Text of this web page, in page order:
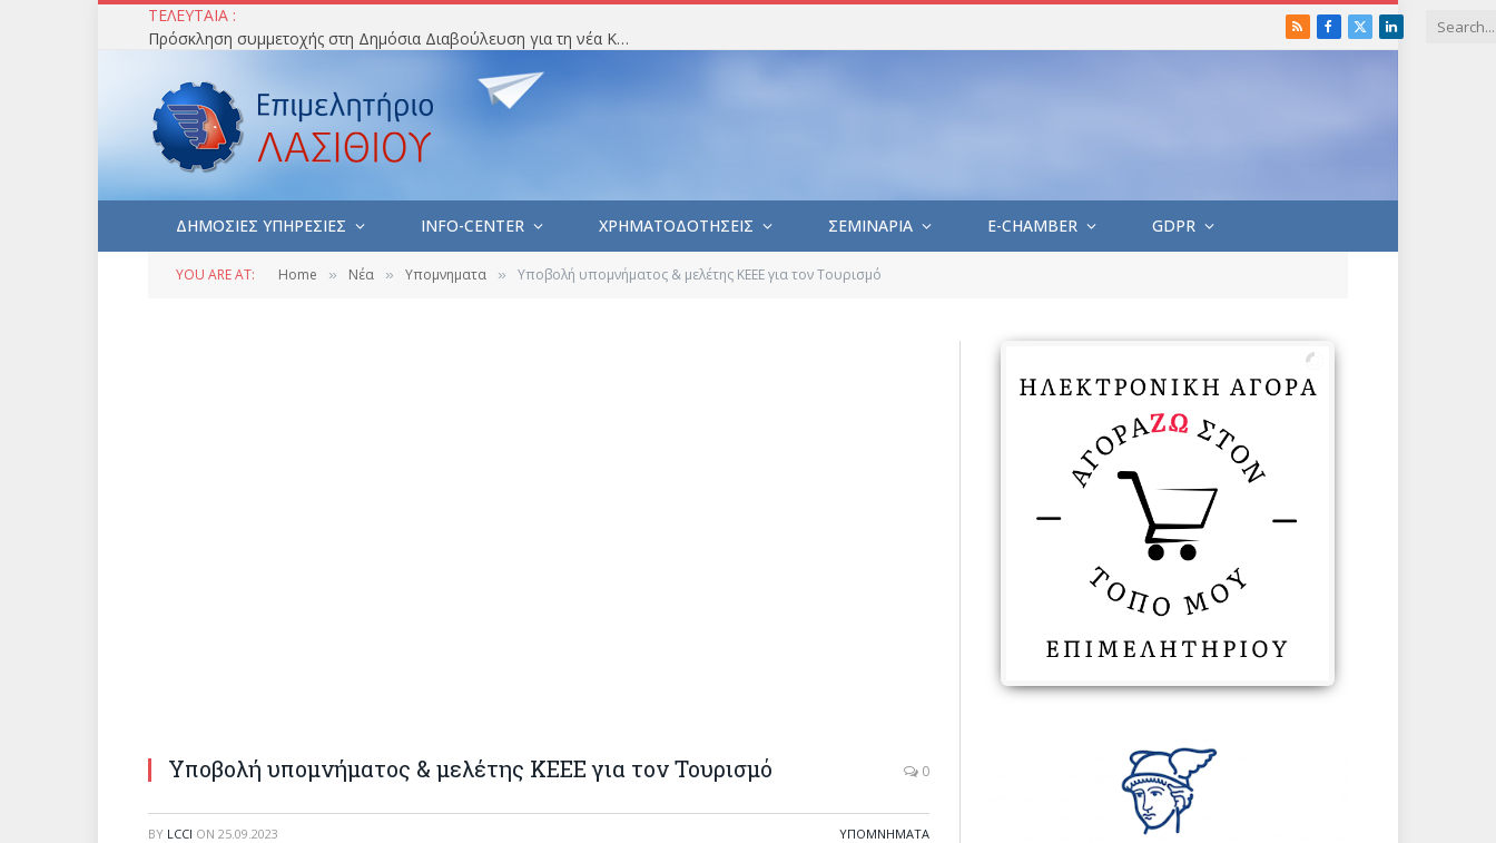
ΤΕΛΕΥΤΑΙΑ :
Πρόσκληση συμμετοχής στη Δημόσια Διαβούλευση για τη νέα Κοινή Αγροτική Πολιτική (ΚΑΠ) – Κατάθεση προτάσεων έως Δευτέρα 31 Αυγούστου 2026
RSSFacebook
X
LinkedIn
ΔΗΜΟΣΙΕΣ ΥΠΗΡΕΣΙΕΣ INFO-CENTER ΧΡΗΜΑΤΟΔΟΤΗΣΕΙΣ ΣΕΜΙΝΑΡΙΑ E-CHAMBER GDPR
YOU ARE AT: Home » Νέα » Υπομνηματα » Υποβολή υπομνήματος & μελέτης ΚΕΕΕ για τον Τουρισμό
Υποβολή υπομνήματος & μελέτης ΚΕΕΕ για τον Τουρισμό 0
BY LCCI ON 25.09.2023 ΥΠΟΜΝΗΜΑΤΑ